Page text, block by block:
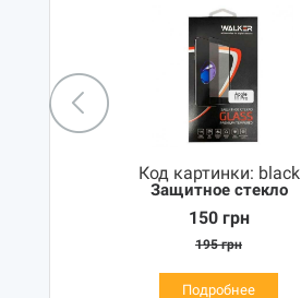
Код картинки: black
Защитное стекло
150 грн
195 грн
Подробнее